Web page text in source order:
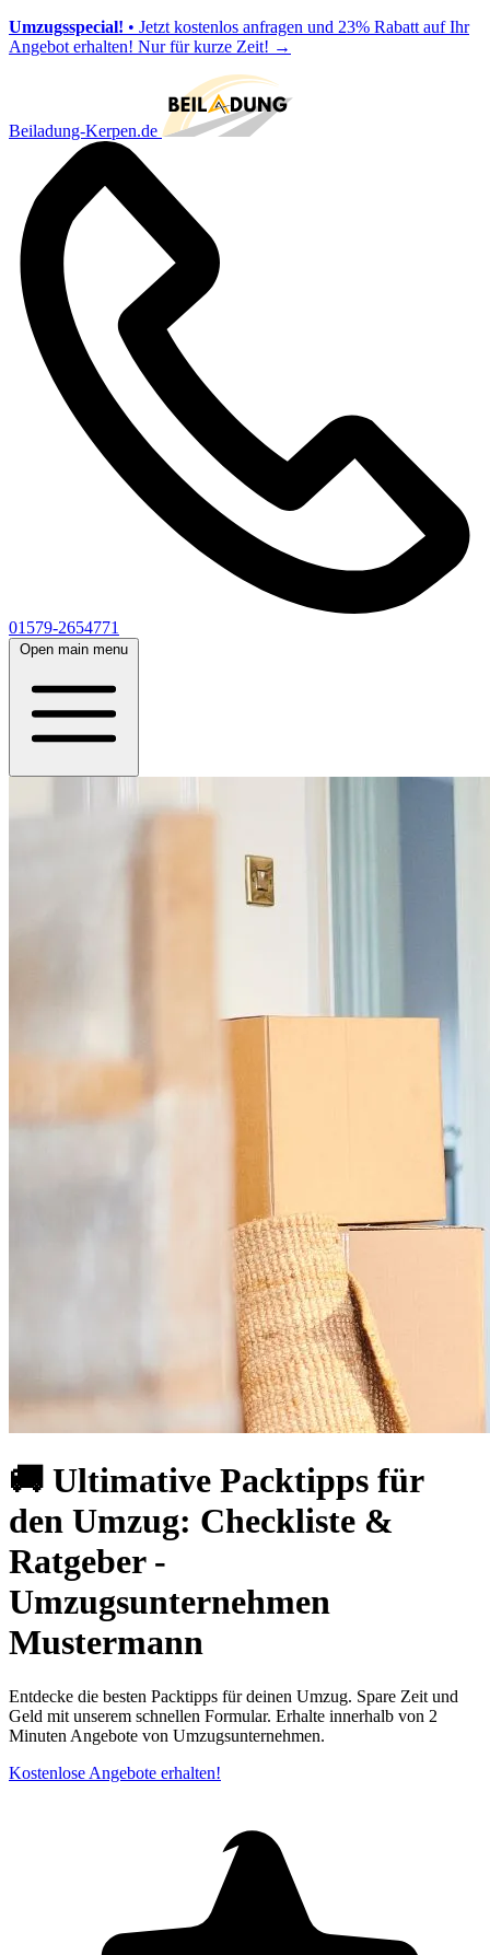
Umzugsspecial! • Jetzt kostenlos anfragen und 23% Rabatt auf Ihr
Angebot erhalten! Nur für kurze Zeit! →
Beiladung-Kerpen.de
01579-2654771
Open main menu
🚚 Ultimative Packtipps für
den Umzug: Checkliste &
Ratgeber -
Umzugsunternehmen
Mustermann
Entdecke die besten Packtipps für deinen Umzug. Spare Zeit und
Geld mit unserem schnellen Formular. Erhalte innerhalb von 2
Minuten Angebote von Umzugsunternehmen.
Kostenlose Angebote erhalten!